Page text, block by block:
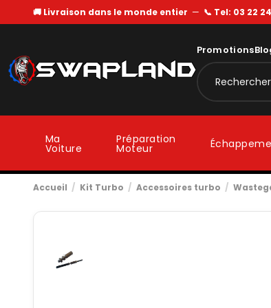
🚚 Livraison dans le monde entier — 📞 Tel: 03 22
Promotions
Ma
Voiture
Préparation
Moteur
Accueil Kit Turbo Accessoires turbo